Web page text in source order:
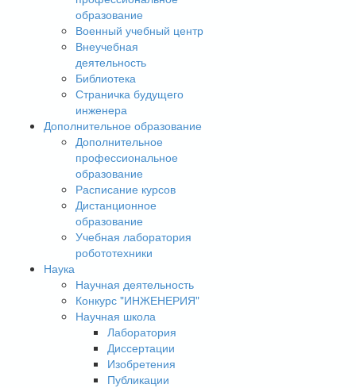
образование
Военный учебный центр
Внеучебная
деятельность
Библиотека
Страничка будущего
инженера
Дополнительное образование
Дополнительное
профессиональное
образование
Расписание курсов
Дистанционное
образование
Учебная лаборатория
робототехники
Наука
Научная деятельность
Конкурс "ИНЖЕНЕРИЯ"
Научная школа
Лаборатория
Диссертации
Изобретения
Публикации